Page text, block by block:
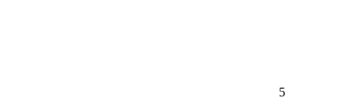
5